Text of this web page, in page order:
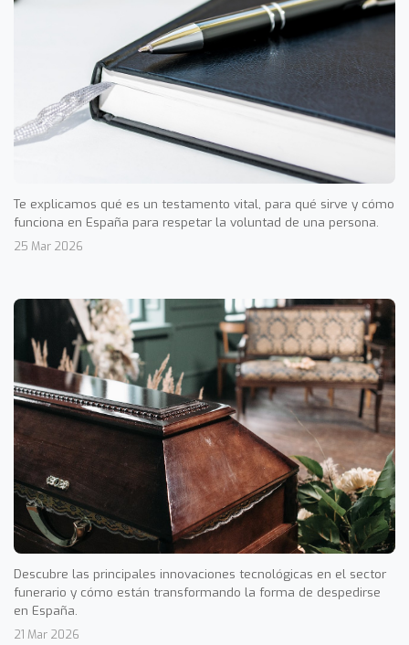
Te explicamos qué es un testamento vital, para qué sirve y cómo
funciona en España para respetar la voluntad de una persona.
25 Mar 2026
Descubre las principales innovaciones tecnológicas en el sector
funerario y cómo están transformando la forma de despedirse
en España.
21 Mar 2026